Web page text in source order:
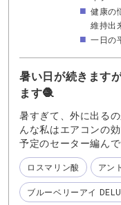
に次々問題が発生し
しようというサプリ
した（＊個人の感想
習得に熱中し、その
『ブルーベリーアイ
思います 『ブルーベ
特徴をまとめると ・
とともに起こる不具
スしているので 色々
にもたくさんのサプ
DELUXE（デラックス
健康の
維持出
一日の
暑い日が続きます
ます🧶
暑すぎて、外に出る
んな私はエアコンの
予定のセーター編ん
クニカルエディター
ラス セーター)です
10%更にリネンも
で、手触りも良くて
ロスマリン酸 アン
ブルーベリーアイ